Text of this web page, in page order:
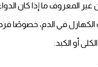
غير المعروف ما إذا كان
في الدم، خصوصًا
أو الكبد.